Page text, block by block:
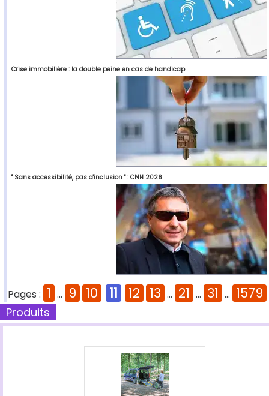
Crise immobilière : la double peine en cas de handicap
" Sans accessibilité, pas d'inclusion " : CNH 2026
Pages : 1 ... 9 10 11 12 13 ... 21 ... 31 ... 1579
Produits